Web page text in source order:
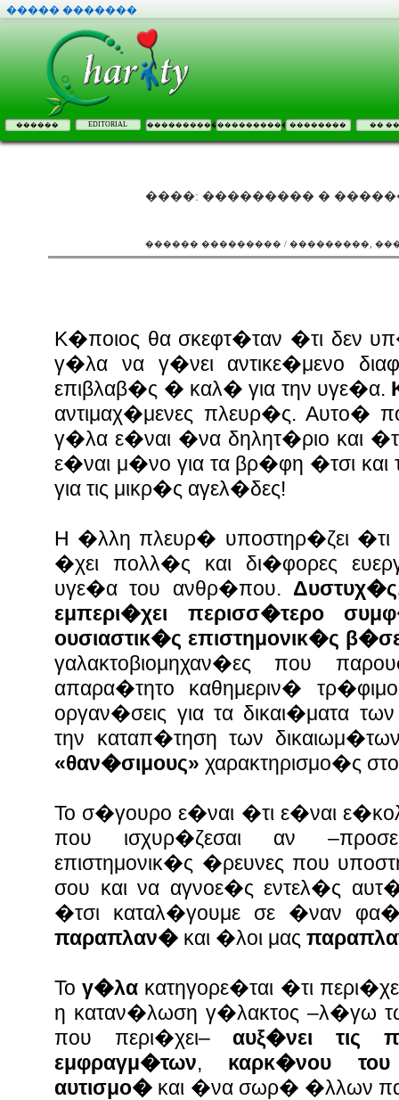
����� �������
������ EDITORIAL �������������������� �������� ��
����: ��������� �
������ ��������� / ���������,
Κ�ποιος θα σκεφτ�ταν �τι δεν
γ�λα να γ�νει αντικε�μενο
επιβλαβ�ς � καλ� για την υγε�α.
αντιμαχ�μενες πλευρ�ς. Αυτο�
γ�λα ε�ναι �να δηλητ�ριο και
ε�ναι μ�νο για τα βρ�φη �τσι
για τις μικρ�ς αγελ�δες!
Η �λλη πλευρ� υποστηρ�ζει
�χει πολλ�ς και δι�φορες
υγε�α του ανθρ�που.
εμπερι�χει περισσ�τερο
ουσιαστικ�ς επιστημονικ�ς
γαλακτοβιομηχαν�ες που
απαρα�τητο καθημεριν�
οργαν�σεις για τα δικαι�ματα
την καταπ�τηση των
«θαν�σιμους» χαρακτηρισμο�ς
Το σ�γουρο ε�ναι �τι ε�ναι
που ισχυρ�ζεσαι αν
επιστημονικ�ς �ρευνες που
σου και να αγνοε�ς εντελ�ς
�τσι καταλ�γουμε σε �ναν
παραπλαν� και �λοι μας
Τογ�λα κατηγορε�ται �τι
η καταν�λωση γ�λακτος –λ�γω
που περι�χει– αυξ�νει τις
εμφραγμ�των, καρκ�νου
αυτισμο� και �να σωρ� �λλων